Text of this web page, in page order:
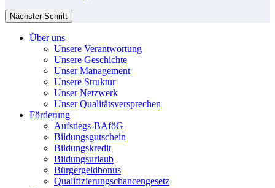
Nächster Schritt
Über uns
Unsere Verantwortung
Unsere Geschichte
Unser Management
Unsere Struktur
Unser Netzwerk
Unser Qualitätsversprechen
Förderung
Aufstiegs-BAföG
Bildungsgutschein
Bildungskredit
Bildungsurlaub
Bürgergeldbonus
Qualifizierungschancengesetz